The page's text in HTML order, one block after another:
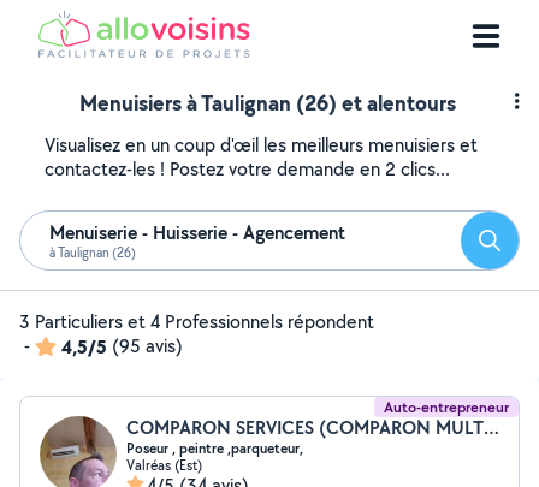
Menuisiers à Taulignan (26) et alentours
Visualisez en un coup d'œil les meilleurs menuisiers et
contactez-les ! Postez votre demande en 2 clics...
Menuiserie - Huisserie - Agencement
à Taulignan (26)
3 Particuliers et 4 Professionnels répondent
-
4,5/5 (95 avis)
Auto-entrepreneur
COMPARON SERVICES (COMPARON MULTI SERVICES)
Poseur , peintre ,parqueteur,
Valréas (Est)